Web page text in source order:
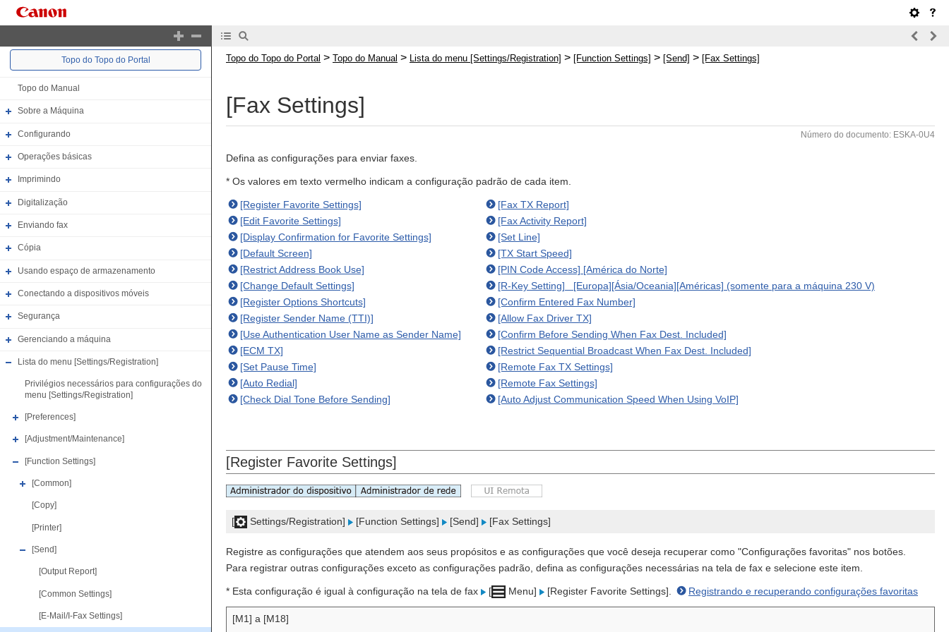
Topo do Topo do Portal
Topo do Manual
Sobre a Máquina
Configurando
Operações básicas
Imprimindo
Digitalização
Enviando fax
Cópia
Usando espaço de armazenamento
Conectando a dispositivos móveis
Segurança
Gerenciando a máquina
Lista do menu [Settings/Registration]
Privilégios necessários para configurações do
menu [Settings/Registration]
[Preferences]
[Adjustment/Maintenance]
[Function Settings]
[Common]
[Copy]
[Printer]
[Send]
[Output Report]
[Common Settings]
[E-Mail/I-Fax Settings]
Topo do Topo do Portal > Topo do Manual > Lista do menu [Settings/Registration] > [Function Settings] > [Send] > [Fax Settings]
[Fax Settings]
Número do documento: ESKA-0U4
Defina as configurações para enviar faxes.
* Os valores em texto vermelho indicam a configuração padrão de cada item.
[Register Favorite Settings]
[Edit Favorite Settings]
[Display Confirmation for Favorite Settings]
[Default Screen]
[Restrict Address Book Use]
[Change Default Settings]
[Register Options Shortcuts]
[Register Sender Name (TTI)]
[Use Authentication User Name as Sender Name]
[ECM TX]
[Set Pause Time]
[Auto Redial]
[Check Dial Tone Before Sending]
[Fax TX Report]
[Fax Activity Report]
[Set Line]
[TX Start Speed]
[PIN Code Access] [América do Norte]
[R-Key Setting] [Europa][Ásia/Oceania][Américas] (somente para a máquina 230 V)
[Confirm Entered Fax Number]
[Allow Fax Driver TX]
[Confirm Before Sending When Fax Dest. Included]
[Restrict Sequential Broadcast When Fax Dest. Included]
[Remote Fax TX Settings]
[Remote Fax Settings]
[Auto Adjust Communication Speed When Using VoIP]
[Register Favorite Settings]
[ Settings/Registration] [Function Settings] [Send] [Fax Settings]
Registre as configurações que atendem aos seus propósitos e as configurações que você deseja recuperar como "Configurações favoritas" nos botões.
Para registrar outras configurações exceto as configurações padrão, defina as configurações necessárias na tela de fax e selecione este item.
* Esta configuração é igual à configuração na tela de fax [ Menu] [Register Favorite Settings]. Registrando e recuperando configurações favoritas
[M1] a [M18]